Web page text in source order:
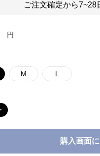
ご注文確定から7~28
円
M L
購入画面